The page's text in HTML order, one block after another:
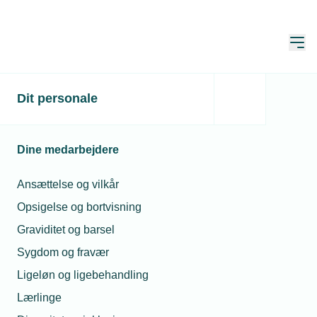
Dit personale
Dine medarbejdere
Ansættelse og vilkår
Opsigelse og bortvisning
Graviditet og barsel
Sygdom og fravær
Ligeløn og ligebehandling
Lærlinge
”Det er jo det, vi lever af”
Publiceret: 28. nov. 2024